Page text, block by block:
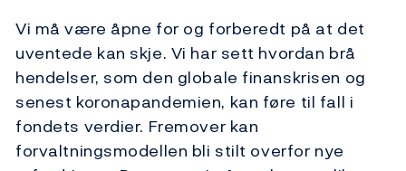
Vi må være åpne for og forberedt på at det
uventede kan skje. Vi har sett hvordan brå
hendelser, som den globale finanskrisen og
senest koronapandemien, kan føre til fall i
fondets verdier. Fremover kan
forvaltningsmodellen bli stilt overfor nye